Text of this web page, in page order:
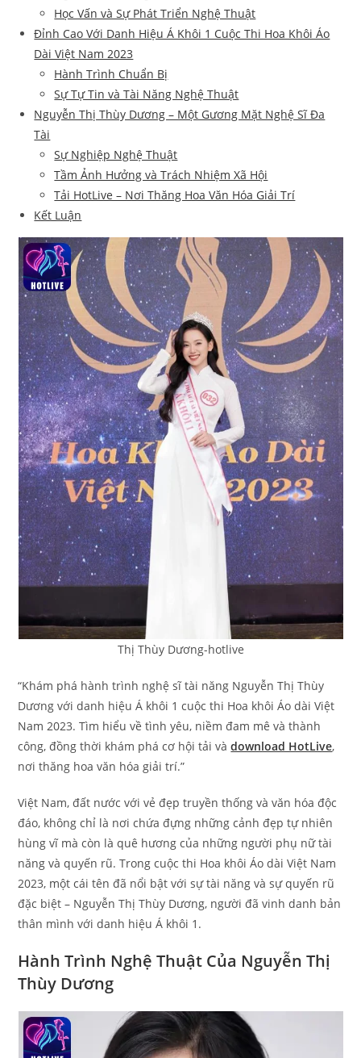
Học Vấn và Sự Phát Triển Nghệ Thuật
Đỉnh Cao Với Danh Hiệu Á Khôi 1 Cuộc Thi Hoa Khôi Áo
Dài Việt Nam 2023
Hành Trình Chuẩn Bị
Sự Tự Tin và Tài Năng Nghệ Thuật
Nguyễn Thị Thùy Dương – Một Gương Mặt Nghệ Sĩ Đa
Tài
Sự Nghiệp Nghệ Thuật
Tầm Ảnh Hưởng và Trách Nhiệm Xã Hội
Tải HotLive – Nơi Thăng Hoa Văn Hóa Giải Trí
Kết Luận
Thị Thùy Dương-hotlive
“Khám phá hành trình nghệ sĩ tài năng Nguyễn Thị Thùy
Dương với danh hiệu Á khôi 1 cuộc thi Hoa khôi Áo dài Việt
Nam 2023. Tìm hiểu về tình yêu, niềm đam mê và thành
công, đồng thời khám phá cơ hội tải vàdownload HotLive,
nơi thăng hoa văn hóa giải trí.”
Việt Nam, đất nước với vẻ đẹp truyền thống và văn hóa độc
đáo, không chỉ là nơi chứa đựng những cảnh đẹp tự nhiên
hùng vĩ mà còn là quê hương của những người phụ nữ tài
năng và quyến rũ. Trong cuộc thi Hoa khôi Áo dài Việt Nam
2023, một cái tên đã nổi bật với sự tài năng và sự quyến rũ
đặc biệt – Nguyễn Thị Thùy Dương, người đã vinh danh bản
thân mình với danh hiệu Á khôi 1.
Hành Trình Nghệ Thuật Của Nguyễn Thị
Thùy Dương